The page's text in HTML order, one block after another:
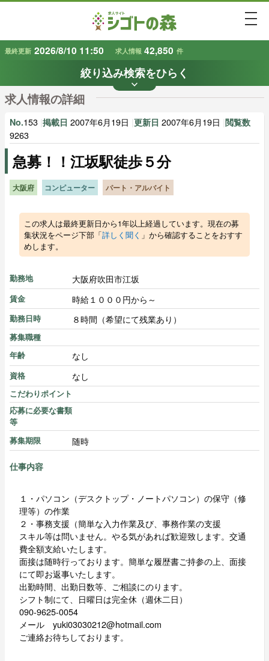
最終更新 2026/8/10 11:50 求人情報 42,850 件
絞り込み検索をひらく
keyboard_arrow_down
条件から探す
地域で探す 業種 で探す
雇用形態 で探す 賃金で探す
求人情報の詳細
No.153 掲載日 2007年6月19日 更新日 2007年6月19日 閲覧数
9263
急募！！江坂駅徒歩５分
大阪府 コンピューター パート・アルバイト
この求人は最終更新日から1年以上経過しています。現在の募
集状況をページ下部「詳しく聞く 」から確認することをおすす
めします。
勤務地 大阪府吹田市江坂
賃金 時給１０００円から～
勤務日時 ８時間（希望にて残業あり）
募集職種
年齢
なし
資格 なし
こだわりポイント
応募に必要な書類
等
募集期限
随時
仕事内容
１・パソコン（デスクトップ・ノートパソコン）の保守（修
理等）の作業
２・事務支援（簡単な入力作業及び、事務作業の支援
スキル等は問いません。やる気があれば歓迎致します。交通
費全額支給いたします。
面接は随時行っております。簡単な履歴書ご持参の上、面接
にて即お返事いたします。
出勤時間、出勤日数等、ご相談にのります。
シフト制にて、日曜日は完全休（週休二日）
090-9625-0054
メール yuki03030212@hotmail.com
ご連絡お待ちしております。